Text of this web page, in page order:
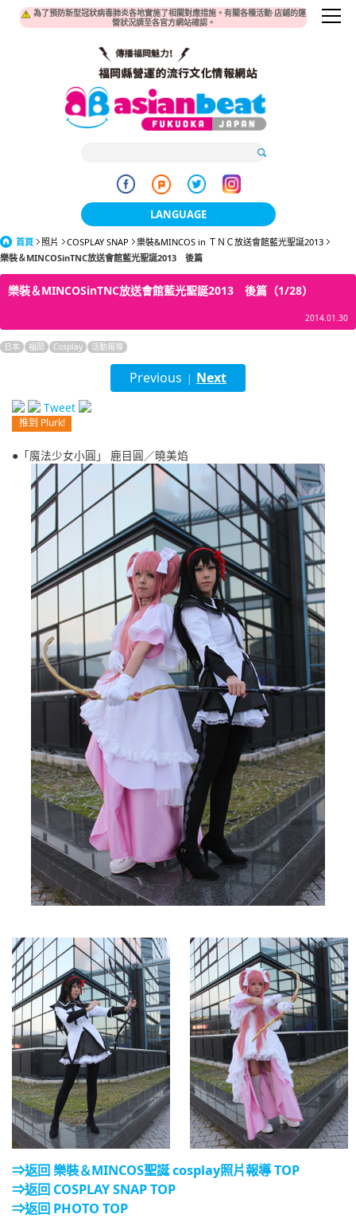
為了預防新型冠狀病毒肺炎各地實施了相關對應措施。有關各種活動·店鋪的運
營狀況請至各官方網站確認。
LANGUAGE
日本語
한국어
English
Bahasa Indonesia
首頁 照片 COSPLAY SNAP
樂裝&MINCOS in ＴＮＣ放送會館藍光聖誕2013
樂裝＆MINCOSinTNC放送會館藍光聖誕2013 後篇
樂裝＆MINCOSinTNC放送會館藍光聖誕2013 後篇（1/28）
2014.01.30
日本 福岡 Cosplay 活動報導
Previous | Next
Tweet
推到 Plurk!
●「魔法少女小圓」 鹿目圓／曉美焰
⇒返回 樂裝＆MINCOS聖誕 cosplay照片報導 TOP
⇒返回 COSPLAY SNAP TOP
⇒返回 PHOTO TOP